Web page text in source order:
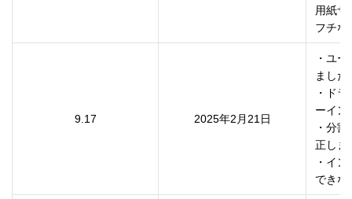
用紙
9.17 2025年2月21日
・ユ
ました
・ド
ーイン
・分
正しま
・イ